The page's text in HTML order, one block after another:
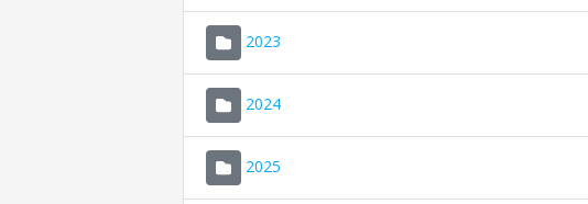
2023
2024
2025